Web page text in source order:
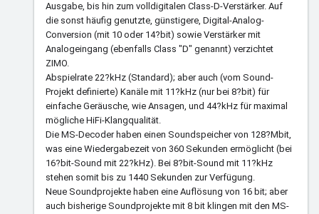
Ausgabe, bis hin zum volldigitalen Class-D-Verstärker. Auf
die sonst häufig genutzte, günstigere, Digital-Analog-
Conversion (mit 10 oder 14?bit) sowie Verstärker mit
Analogeingang (ebenfalls Class "D" genannt) verzichtet
ZIMO.
Abspielrate 22?kHz (Standard); aber auch (vom Sound-
Projekt definierte) Kanäle mit 11?kHz (nur bei 8?bit) für
einfache Geräusche, wie Ansagen, und 44?kHz für maximal
mögliche HiFi-Klangqualität.
Die MS-Decoder haben einen Soundspeicher von 128?Mbit,
was eine Wiedergabezeit von 360 Sekunden ermöglicht (bei
16?bit-Sound mit 22?kHz). Bei 8?bit-Sound mit 11?kHz
stehen somit bis zu 1440 Sekunden zur Verfügung.
Neue Soundprojekte haben eine Auflösung von 16 bit; aber
auch bisherige Soundprojekte mit 8 bit klingen mit den MS-